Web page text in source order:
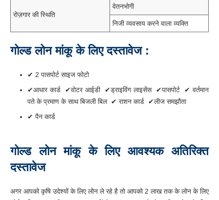
रोज़गार की स्थिति
वेतनभोगी
निजी व्यवसाय करने वाला व्यक्ति
गोल्ड लोन मांकू के लिए दस्तावेज:
✔ 2 पासपोर्ट साइज फोटो
✔आधार कार्ड ✔वोटर आईडी ✔ड्राइविंग लाइसेंस ✔पासपोर्ट ✔ वर्तमान
पते के प्रमाण के साथ बिजली बिल ✔ राशन कार्ड ✔लीज समझौता
✔ पैन कार्ड
गोल्ड लोन मांकू के लिए आवश्यक अतिरिक्त
दस्तावेज
अगर आपको कृषि उदेश्यों के लिए लोन ले रहे है तो आपको 2 लाख तक के लोन के लिए